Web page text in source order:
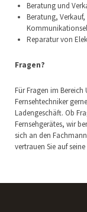
Beratung und
Beratung,
Reparatur von
Fragen?
Für Fragen im
Fernsehtechniker
Ladengeschäft. Ob
Fernsehgerätes, wir
sich an den
vertrauen Sie auf